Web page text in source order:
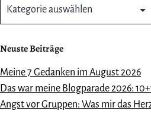
Kategorien
Neuste Beiträge
Meine 7 Gedanken im August 2026
Das war meine Blogparade 2026:
Angst vor Gruppen: Was mir das